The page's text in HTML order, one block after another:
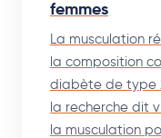
femmes
La musculation
la composition
diabète de type
la recherche dit
la musculation